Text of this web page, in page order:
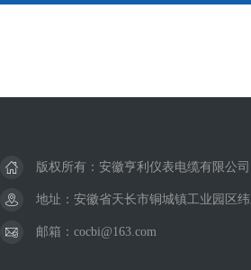
版权所有：安徽亨利仪表电缆有限公司
地址：安徽省天长市铜城镇工业园区
邮箱：cocbi@163.com